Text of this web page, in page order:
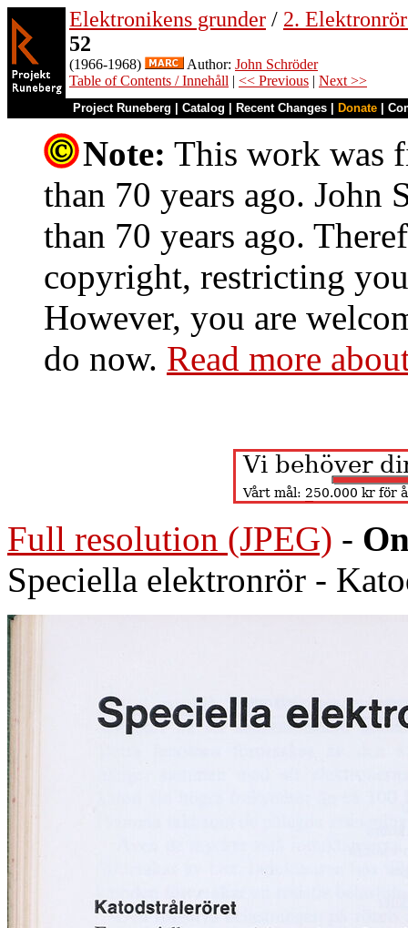
Elektronikens grunder / 2.
52
(1966-1968) Author: John Schröder
Table of Contents / Innehåll | << Previous | Next >>
Project Runeberg Catalog Recent Changes Donate
Note: This work was
than 70 years ago. John
than 70 years ago.
copyright, restricting
However, you are
do now. Read more
Full resolution (JPEG) -
Speciella elektronrör -